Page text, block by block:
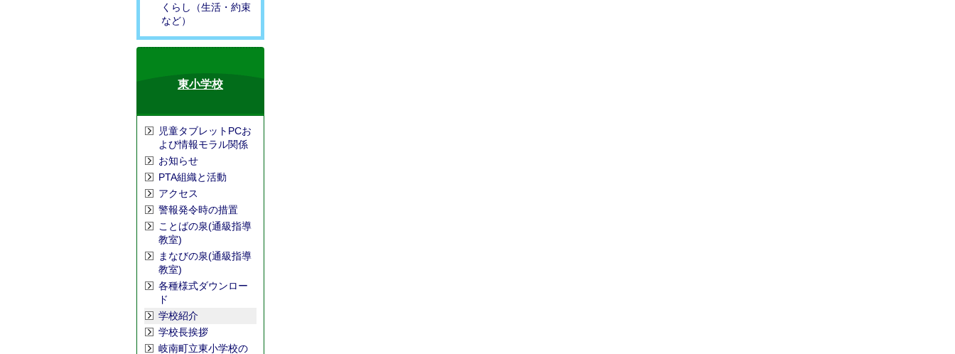
くらし（生活・約束
など）
東小学校
児童タブレットPCお
よび情報モラル関係
お知らせ
PTA組織と活動
アクセス
警報発令時の措置
ことばの泉(通級指導
教室)
まなびの泉(通級指導
教室)
各種様式ダウンロー
ド
学校紹介
学校長挨拶
岐南町立東小学校の